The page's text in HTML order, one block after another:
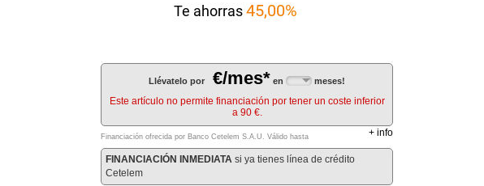
Te ahorras45,00%
Llévatelo por €/mes* en meses!
Este artículo no permite financiación por tener un coste inferior
a 90 €.
Financiación ofrecida por Banco Cetelem S.A.U. Válido hasta + info
FINANCIACIÓN INMEDIATA si ya tienes línea de crédito
Cetelem